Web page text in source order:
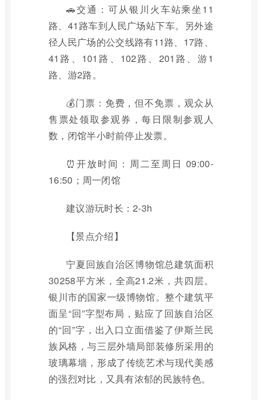
🚗交通：可从银川火车站乘坐11
路、41路车到人民广场站下车。另外途
径人民广场的公交线路有11路、17路、
41路、101路、102路、201路、游1
路、游2路。
💰门票：免费，但不免票，观众从
售票处领取参观券，每日限制参观人
数，闭馆半小时前停止发票。
⏰开放时间：周二至周日 09:00-
16:50；周一闭馆
建议游玩时长：2-3h
【景点介绍】
宁夏回族自治区博物馆总建筑面积
30258平方米，全高21.2米，共四层。
银川市的国家一级博物馆。整个建筑平
面呈“回”字型布局，贴应了回族自治区
的“回”字，出入口立面借鉴了伊斯兰民
族风格，与三层外墙局部装修所采用的
玻璃幕墙，形成了传统艺术与现代美感
的强烈对比，又具有浓郁的民族特色。